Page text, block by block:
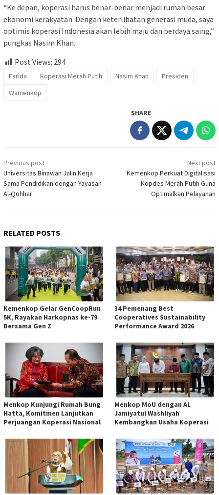
“Ke depan, koperasi harus benar-benar menjadi rumah besar
ekonomi kerakyatan. Dengan keterlibatan generasi muda, saya
optimis koperasi Indonesia akan lebih maju dan berdaya saing,”
pungkas Nasim Khan.
Post Views: 294
Farida Koperasi Merah Putih Nasim Khan
Presiden
Wamenkop
SHARE
Post
navigation
Previous post
Universitas Binawan Jalin Kerja
Sama Pendidikan dengan Yayasan
Al-Qohhar
Next post
Kemenkop Perkuat Digitalisasi
Kopdes Merah Putih Guna
Optimalkan Pelayanan
RELATED POSTS
Kemenkop Gelar GenCoopRun
5K, Rayakan Harkopnas ke-79
Bersama Gen Z
34 Pemenang Best
Cooperatives Sustainability
Performance Award 2026
Menkop Kunjungi Rumah Bung
Hatta, Komitmen Lanjutkan
Perjuangan Koperasi Nasional
Menkop MoU dengan AL
Jamiyatul Washliyah
Kembangkan Usaha Koperasi